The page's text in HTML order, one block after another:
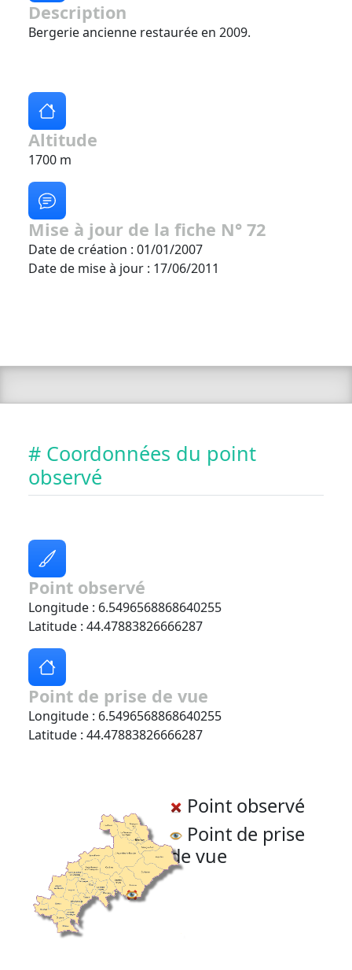
Description
Bergerie ancienne restaurée en 2009.
Altitude
1700 m
Mise à jour de la fiche N° 72
Date de création : 01/01/2007
Date de mise à jour : 17/06/2011
# Coordonnées du point
observé
Point observé
Longitude : 6.5496568868640255
Latitude : 44.47883826666287
Point de prise de vue
Longitude : 6.5496568868640255
Latitude : 44.47883826666287
Point observé
Point de prise
de vue